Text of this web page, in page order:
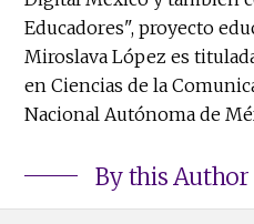
Educadores", proyecto
Miroslava López es
en Ciencias de la
Nacional Autónoma de
By this Author